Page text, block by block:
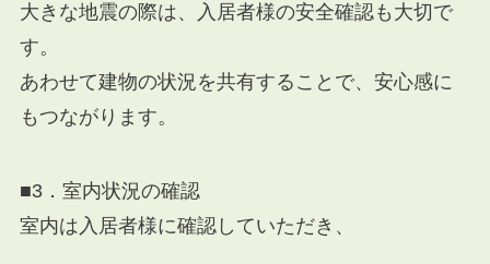
大きな地震の際は、入居者様の安全確認も大切で
す。
あわせて建物の状況を共有することで、安心感に
もつながります。
■3．室内状況の確認
室内は入居者様に確認していただき、